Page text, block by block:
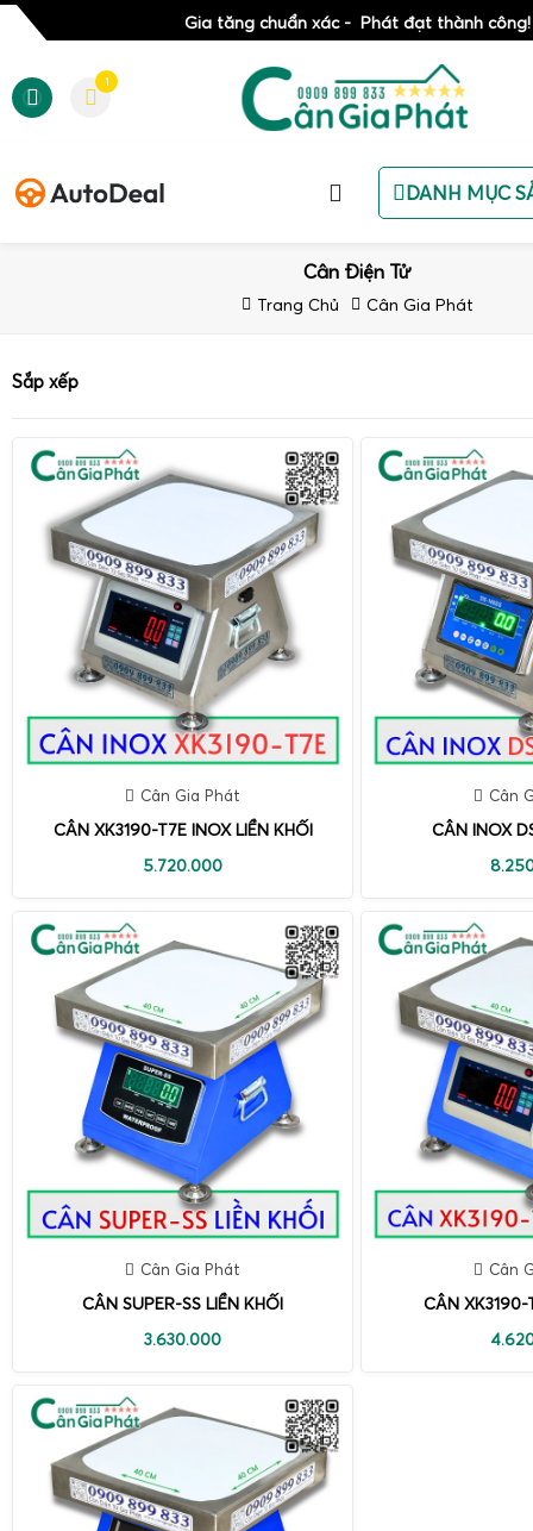
Gia tăng chuẩn xác - Phát đạt thành công!
1
DANH MỤC
Cân Điện Tử
Trang Chủ Cân Gia Phát
Sắp xếp
Cân Gia Phát
CÂN XK3190-T7E INOX LIỀN KHỐI
5.720.000
Cân
CÂN INOX
Cân Gia Phát
CÂN SUPER-SS LIỀN KHỐI
3.630.000
Cân
CÂN XK3190-